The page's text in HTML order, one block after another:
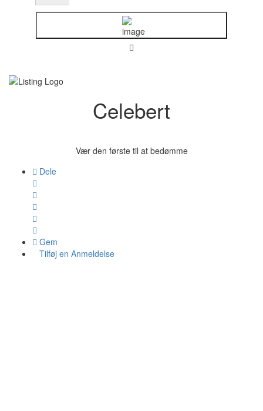
Celebert
Vær den første til at bedømme
Dele
Gem
Tilføj en Anmeldelse